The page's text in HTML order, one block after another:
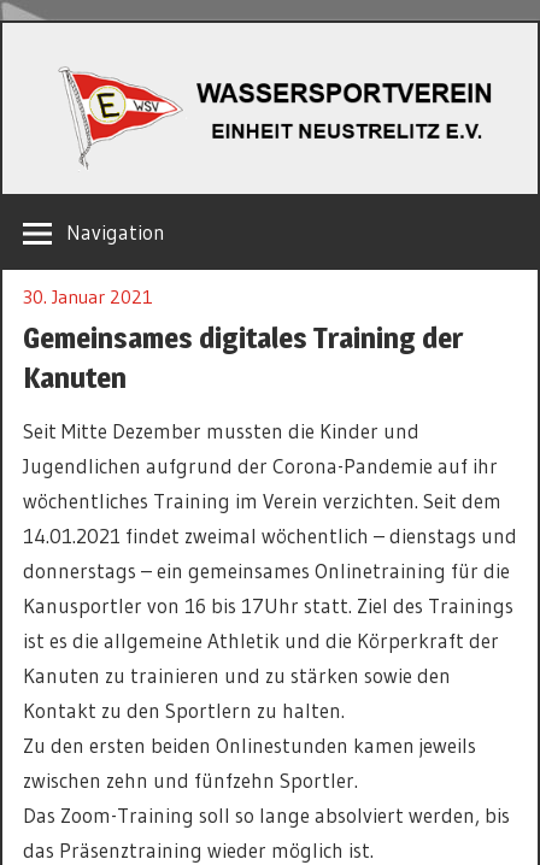
springen
NEUSTRELITZ
E.V.
Navigation
30. Januar 2021
Gemeinsames digitales Training der
Kanuten
Seit Mitte Dezember mussten die Kinder und
Jugendlichen aufgrund der Corona-Pandemie auf ihr
wöchentliches Training im Verein verzichten. Seit dem
14.01.2021 findet zweimal wöchentlich – dienstags und
donnerstags – ein gemeinsames Onlinetraining für die
Kanusportler von 16 bis 17Uhr statt. Ziel des Trainings
ist es die allgemeine Athletik und die Körperkraft der
Kanuten zu trainieren und zu stärken sowie den
Kontakt zu den Sportlern zu halten.
Zu den ersten beiden Onlinestunden kamen jeweils
zwischen zehn und fünfzehn Sportler.
Das Zoom-Training soll so lange absolviert werden, bis
das Präsenztraining wieder möglich ist.